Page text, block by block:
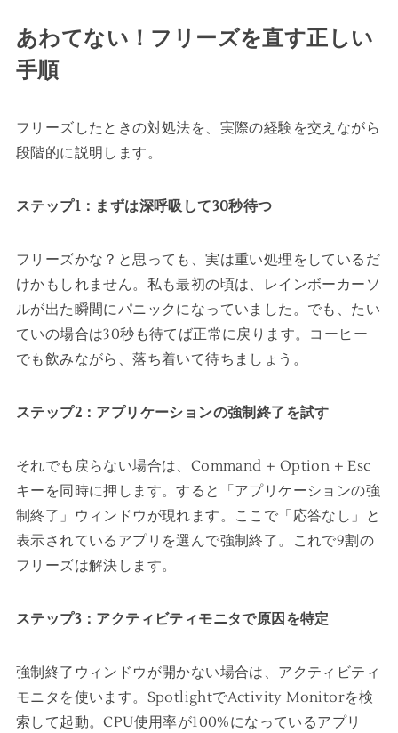
あわてない！フリーズを直す正しい
手順
フリーズしたときの対処法を、実際の経験を交えながら
段階的に説明します。
ステップ1：まずは深呼吸して30秒待つ
フリーズかな？と思っても、実は重い処理をしているだ
けかもしれません。私も最初の頃は、レインボーカーソ
ルが出た瞬間にパニックになっていました。でも、たい
ていの場合は30秒も待てば正常に戻ります。コーヒー
でも飲みながら、落ち着いて待ちましょう。
ステップ2：アプリケーションの強制終了を試す
それでも戻らない場合は、Command + Option + Esc
キーを同時に押します。すると「アプリケーションの強
制終了」ウィンドウが現れます。ここで「応答なし」と
表示されているアプリを選んで強制終了。これで9割の
フリーズは解決します。
ステップ3：アクティビティモニタで原因を特定
強制終了ウィンドウが開かない場合は、アクティビティ
モニタを使います。SpotlightでActivity Monitorを検
索して起動。CPU使用率が100%になっているアプリ